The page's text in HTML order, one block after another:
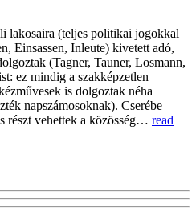
lakosaira (teljes politikai jogokkal
Einsassen, Inleute) kivetett adó,
(Tagner, Tauner, Losmann,
ez mindig a szakképzetlen
is dolgoztak néha
napszámosoknak). Cserébe
részt vehettek a közösség… read